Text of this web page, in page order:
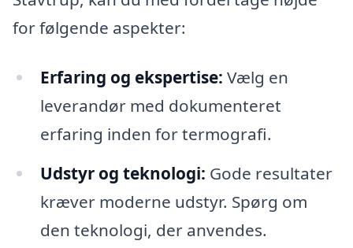
for følgende aspekter:
Erfaring og ekspertise: Vælg en
leverandør med dokumenteret
erfaring inden for termografi.
Udstyr og teknologi: Gode resultater
kræver moderne udstyr. Spørg om
den teknologi, der anvendes.